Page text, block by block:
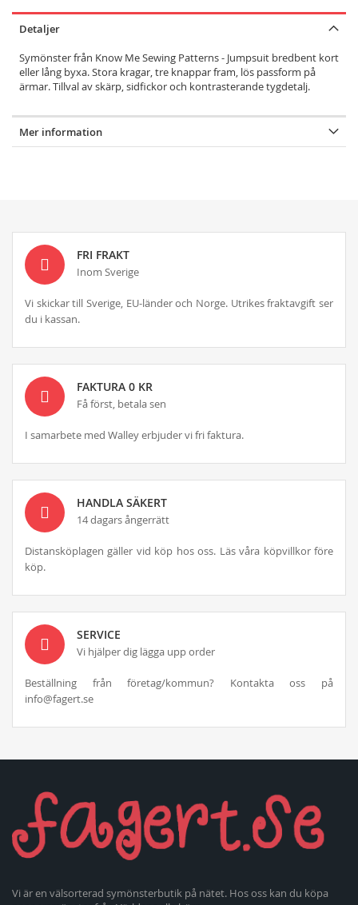
Detaljer
Symönster från Know Me Sewing Patterns - Jumpsuit bredbent kort
eller lång byxa. Stora kragar, tre knappar fram, lös passform på
ärmar. Tillval av skärp, sidfickor och kontrasterande tygdetalj.
Mer information
FRI FRAKT
Inom Sverige
Vi skickar till Sverige, EU-länder och Norge. Utrikes fraktavgift ser
du i kassan.
FAKTURA 0 KR
Få först, betala sen
I samarbete med Walley erbjuder vi fri faktura.
HANDLA SÄKERT
14 dagars ångerrätt
Distansköplagen gäller vid köp hos oss. Läs våra köpvillkor före
köp.
SERVICE
Vi hjälper dig lägga upp order
Beställning från företag/kommun? Kontakta oss på
info@fagert.se
Vi är en välsorterad symönsterbutik på nätet. Hos oss kan du köpa